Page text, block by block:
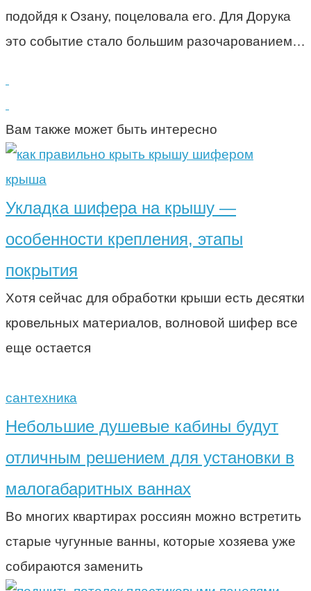
подойдя к Озану, поцеловала его. Для Дорука
это событие стало большим разочарованием…
Вам также может быть интересно
крыша
Укладка шифера на крышу —
особенности крепления, этапы
покрытия
Хотя сейчас для обработки крыши есть десятки
кровельных материалов, волновой шифер все
еще остается
сантехника
Небольшие душевые кабины будут
отличным решением для установки в
малогабаритных ваннах
Во многих квартирах россиян можно встретить
старые чугунные ванны, которые хозяева уже
собираются заменить